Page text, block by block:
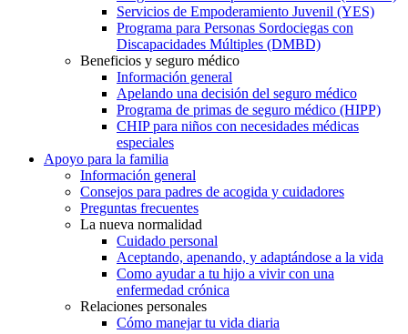
Servicios de Empoderamiento Juvenil (YES)
Programa para Personas Sordociegas con
Discapacidades Múltiples (DMBD)
Beneficios y seguro médico
Información general
Apelando una decisión del seguro médico
Programa de primas de seguro médico (HIPP)
CHIP para niños con necesidades médicas
especiales
Apoyo para la familia
Información general
Consejos para padres de acogida y cuidadores
Preguntas frecuentes
La nueva normalidad
Cuidado personal
Aceptando, apenando, y adaptándose a la vida
Como ayudar a tu hijo a vivir con una
enfermedad crónica
Relaciones personales
Cómo manejar tu vida diaria